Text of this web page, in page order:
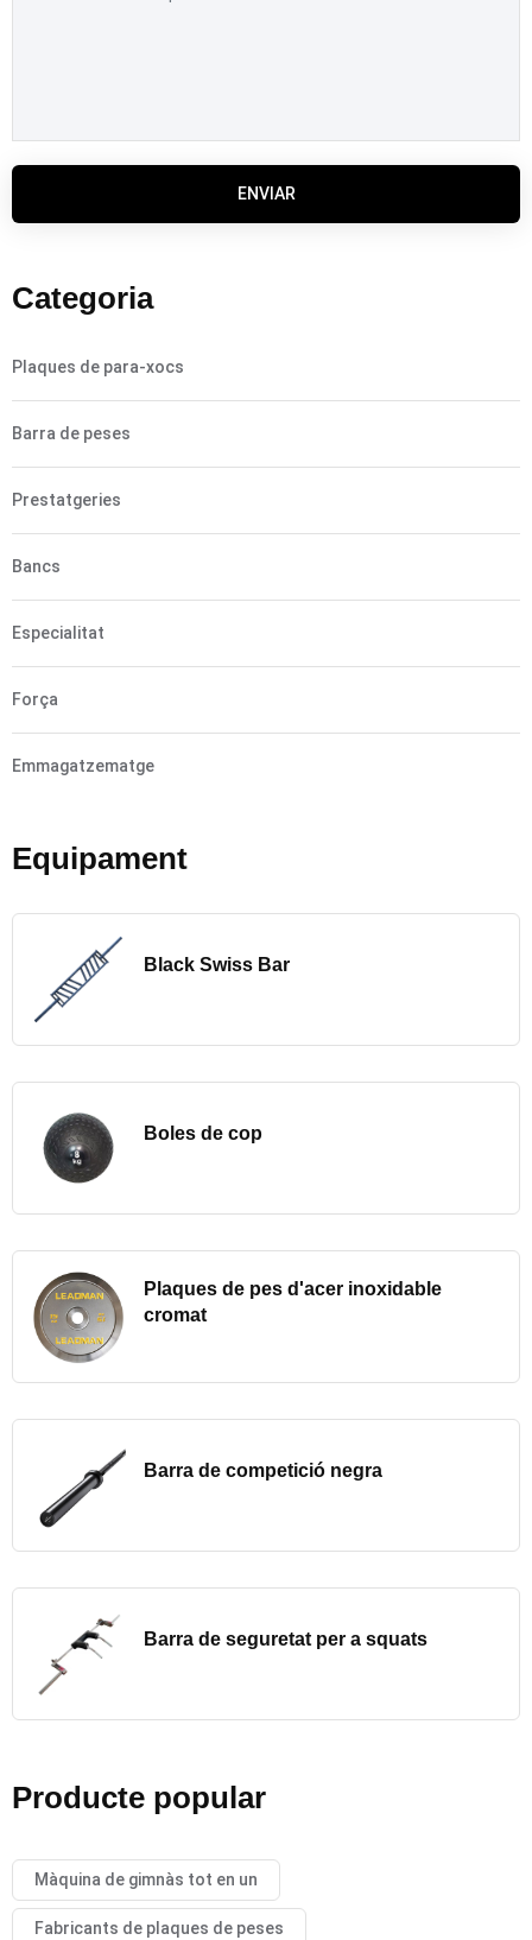
ENVIAR
Categoria
Plaques de para-xocs
Barra de peses
Prestatgeries
Bancs
Especialitat
Força
Emmagatzematge
Equipament
Black Swiss Bar
Boles de cop
Plaques de pes d'acer inoxidable
cromat
Barra de competició negra
Barra de seguretat per a squats
Producte popular
Màquina de gimnàs tot en un
Fabricants de plaques de peses